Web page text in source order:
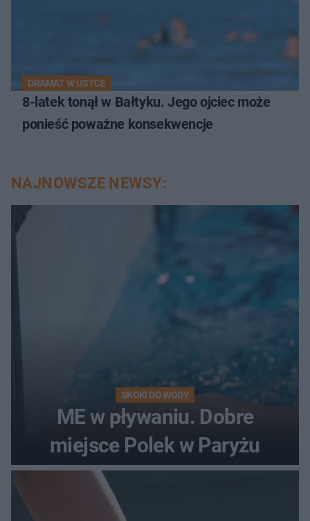
DRAMAT W USTCE
8-latek tonął w Bałtyku. Jego ojciec może
ponieść poważne konsekwencje
NAJNOWSZE NEWSY:
SKOKI DO WODY
ME w pływaniu. Dobre
miejsce Polek w Paryżu